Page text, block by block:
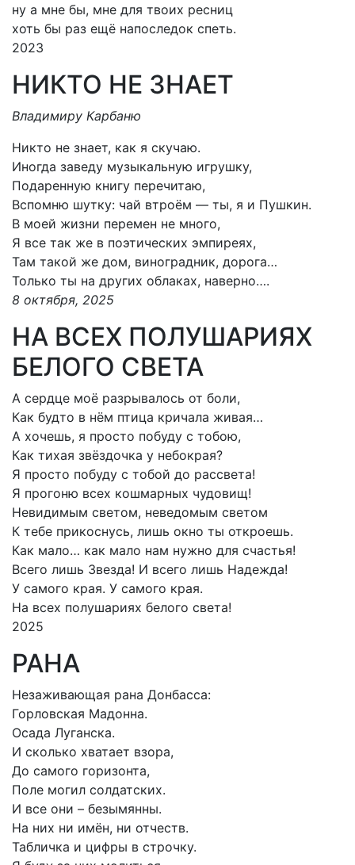
ну а мне бы, мне для твоих ресниц
хоть бы раз ещё напоследок спеть.
2023
НИКТО НЕ ЗНАЕТ
Владимиру Карбаню
Никто не знает, как я скучаю.
Иногда заведу музыкальную игрушку,
Подаренную книгу перечитаю,
Вспомню шутку: чай втроём — ты, я и Пушкин.
В моей жизни перемен не много,
Я все так же в поэтических эмпиреях,
Там такой же дом, виноградник, дорога…
Только ты на других облаках, наверно….
8 октября, 2025
НА ВСЕХ ПОЛУШАРИЯХ
БЕЛОГО СВЕТА
А сердце моё разрывалось от боли,
Как будто в нём птица кричала живая…
А хочешь, я просто побуду с тобою,
Как тихая звёздочка у небокрая?
Я просто побуду с тобой до рассвета!
Я прогоню всех кошмарных чудовищ!
Невидимым светом, неведомым светом
К тебе прикоснусь, лишь окно ты откроешь.
Как мало… как мало нам нужно для счастья!
Всего лишь Звезда! И всего лишь Надежда!
У самого края. У самого края.
На всех полушариях белого света!
2025
РАНА
Незаживающая рана Донбасса:
Горловская Мадонна.
Осада Луганска.
И сколько хватает взора,
До самого горизонта,
Поле могил солдатских.
И все они – безымянны.
На них ни имён, ни отчеств.
Табличка и цифры в строчку.